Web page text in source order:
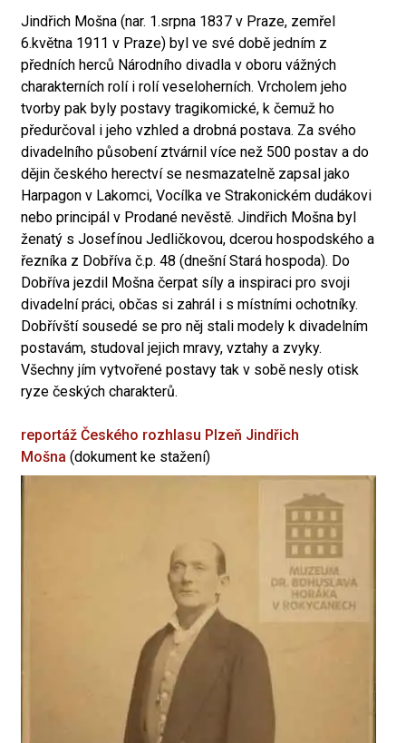
Jindřich Mošna (nar. 1.srpna 1837 v Praze, zemřel
6.května 1911 v Praze) byl ve své době jedním z
předních herců Národního divadla v oboru vážných
charakterních rolí i rolí veseloherních. Vrcholem jeho
tvorby pak byly postavy tragikomické, k čemuž ho
předurčoval i jeho vzhled a drobná postava. Za svého
divadelního působení ztvárnil více než 500 postav a do
dějin českého herectví se nesmazatelně zapsal jako
Harpagon v Lakomci, Vocílka ve Strakonickém dudákovi
nebo principál v Prodané nevěstě. Jindřich Mošna byl
ženatý s Josefínou Jedličkovou, dcerou hospodského a
řezníka z Dobříva č.p. 48 (dnešní Stará hospoda). Do
Dobříva jezdil Mošna čerpat síly a inspiraci pro svoji
divadelní práci, občas si zahrál i s místními ochotníky.
Dobřívští sousedé se pro něj stali modely k divadelním
postavám, studoval jejich mravy, vztahy a zvyky.
Všechny jím vytvořené postavy tak v sobě nesly otisk
ryze českých charakterů.
reportáž Českého rozhlasu Plzeň Jindřich
Mošna (dokument ke stažení)